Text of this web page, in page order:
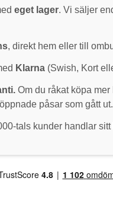
eget lager. Vi säljer
, direkt hem eller till
Klarna(Swish, Kort
Om du råkat köpa mer
påsar som gått ut.
tals kunder handlar sitt